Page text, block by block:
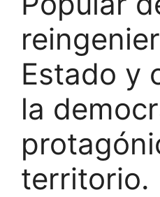
Estado y
la
territorio.